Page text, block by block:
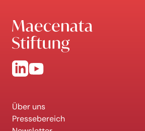
Über uns
Pressebereich